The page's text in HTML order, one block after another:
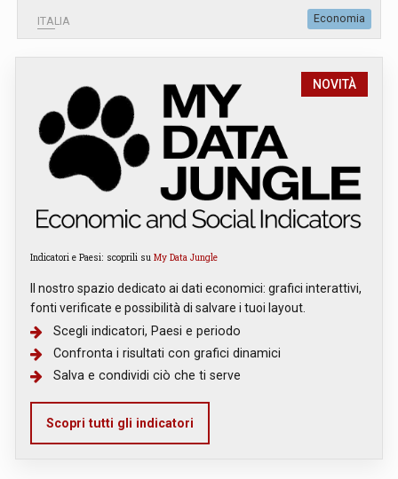
ITALIA Economia
NOVITÀ
Indicatori e Paesi: scoprili su My Data Jungle
Il nostro spazio dedicato ai dati economici: grafici interattivi,
fonti verificate e possibilità di salvare i tuoi layout.
Scegli indicatori, Paesi e periodo
Confronta i risultati con grafici dinamici
Salva e condividi ciò che ti serve
Scopri tutti gli indicatori